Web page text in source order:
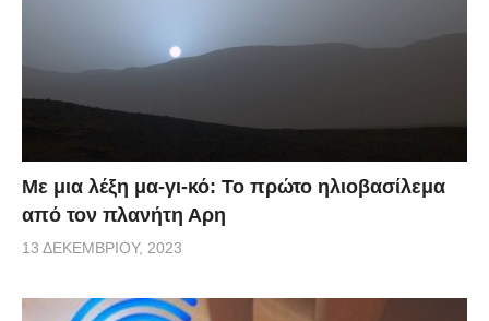
Με μια λέξη μα-γι-κό: Το πρώτο ηλιοβασίλεμα
από τον πλανήτη Αρη
13 ΔΕΚΕΜΒΡΊΟΥ, 2023